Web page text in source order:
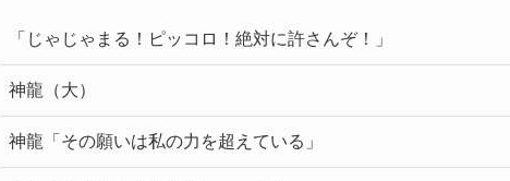
「じゃじゃまる！ピッコロ！絶対に許さんぞ！」
神龍（大）
神龍「その願いは私の力を超えている」